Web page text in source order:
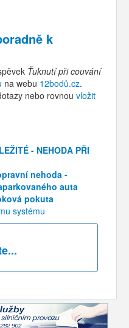
k
Ťuknutí při couvání
na webu 12bodů.cz.
nebo rovnou vložit
- NEHODA PŘI
nehoda -
auta
pokuta
systému